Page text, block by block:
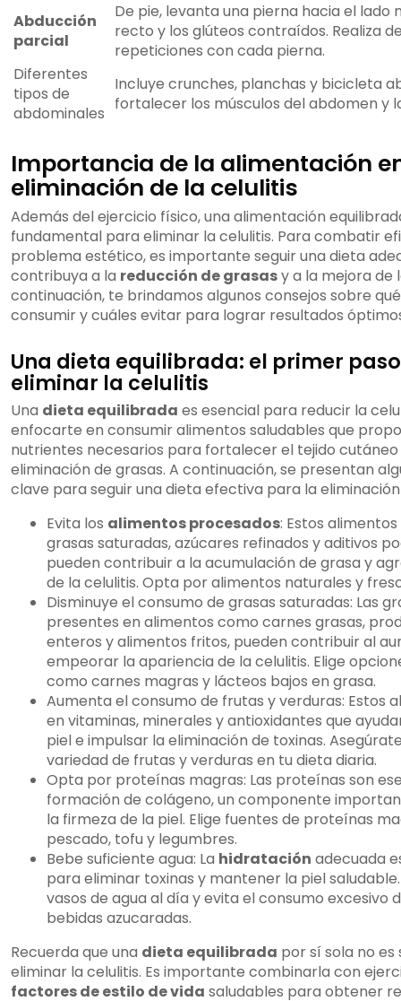
Abducción
parcial
De pie, levanta una pierna hacia el lado
recto y los glúteos contraídos. Realiza de
repeticiones con cada pierna.
Diferentes
tipos de
abdominales
Incluye crunches, planchas y bicicleta
fortalecer los músculos del abdomen y
Importancia de la alimentación
eliminación de la celulitis
Además del ejercicio físico, una alimentación
fundamental para eliminar la celulitis. Para combatir
problema estético, es importante seguir una dieta
contribuya a la reducción de grasasy a la mejora de
continuación, te brindamos algunos consejos sobre
consumir y cuáles evitar para lograr resultados
Una dieta equilibrada: el primer
eliminar la celulitis
Una dieta equilibrada es esencial para reducir la
enfocarte en consumir alimentos saludables que
nutrientes necesarios para fortalecer el tejido
eliminación de grasas. A continuación, se presentan
clave para seguir una dieta efectiva para la
Evita los alimentos procesados: Estos
grasas saturadas, azúcares refinados y aditivos
pueden contribuir a la acumulación de grasa y
de la celulitis. Opta por alimentos naturales y
Disminuye el consumo de grasas saturadas: Las
presentes en alimentos como carnes grasas,
enteros y alimentos fritos, pueden contribuir al
empeorar la apariencia de la celulitis. Elige
como carnes magras y lácteos bajos en grasa.
Aumenta el consumo de frutas y verduras: Estos
en vitaminas, minerales y antioxidantes que
piel e impulsar la eliminación de toxinas.
variedad de frutas y verduras en tu dieta diaria.
Opta por proteínas magras: Las proteínas son
formación de colágeno, un componente
la firmeza de la piel. Elige fuentes de proteínas
pescado, tofu y legumbres.
Bebe suficiente agua: La hidratación adecuada
para eliminar toxinas y mantener la piel
vasos de agua al día y evita el consumo excesivo
bebidas azucaradas.
Recuerda que una dieta equilibrada por sí sola no
eliminar la celulitis. Es importante combinarla con
factores de estilo de vida saludables para obtener